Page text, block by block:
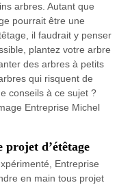
arbres. Autant que
pourrait être une
il faudrait y penser
plantez votre arbre
des arbres à petits
qui risquent de
conseils à ce sujet ?
Entreprise Michel
projet d’étêtage
Entreprise
en main tous projet